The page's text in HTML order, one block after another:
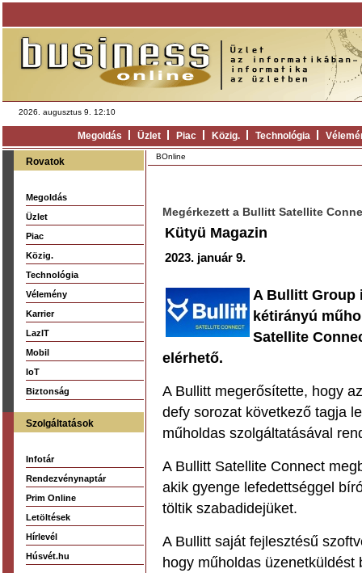
2026. augusztus 9. 12:10
Megoldás Üzlet Piac Közig. Technológia
Rovatok
Megoldás
Üzlet
Piac
Közig.
Technológia
Vélemény
Karrier
LazIT
Mobil
IoT
Biztonság
Szolgáltatások
Infotár
Rendezvénynaptár
Prim Online
Letöltések
Hírlevél
Húsvét.hu
BOnline
Megérkezett a Bullitt Satellite
Kütyü Magazin
2023. január 9.
A Bullitt Group
kétirányú
Satellite
elérhető.
A Bullitt megerősítette, hogy
defy sorozat következő tagja
műholdas szolgáltatásával
A Bullitt Satellite Connect
akik gyenge lefedettséggel
töltik szabadidejüket.
A Bullitt saját fejlesztésű
hogy műholdas